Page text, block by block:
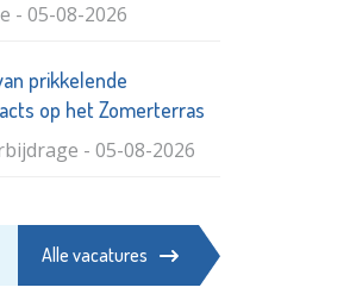
- 05-08-2026
prikkelende
op het Zomerterras
- 05-08-2026
fastfood, ook in
- 05-08-2026
Alle vacatures